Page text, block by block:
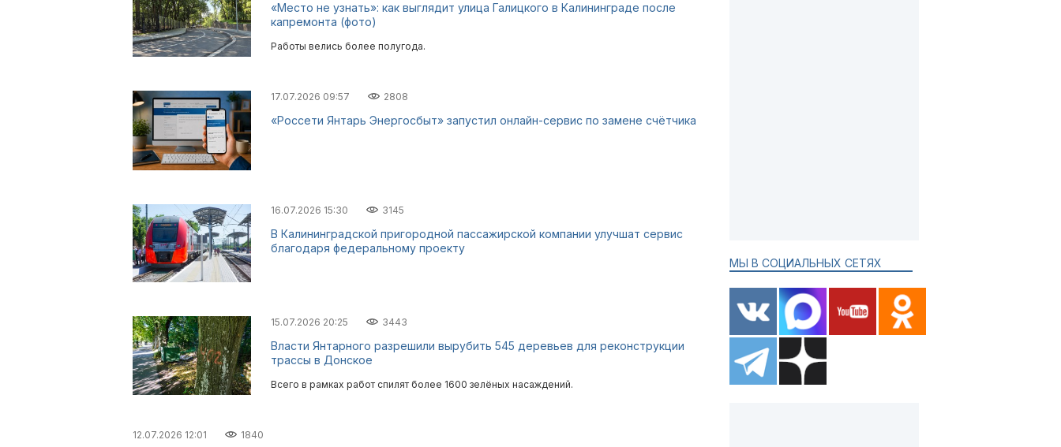
«Место не узнать»: как выглядит улица Галицкого в Калининграде после
капремонта (фото)
Работы велись более полугода.
17.07.2026 09:57 2808
«Россети Янтарь Энергосбыт» запустил онлайн-сервис по замене счётчика
16.07.2026 15:30 3145
В Калининградской пригородной пассажирской компании улучшат сервис
благодаря федеральному проекту
15.07.2026 20:25 3443
Власти Янтарного разрешили вырубить 545 деревьев для реконструкции
трассы в Донское
Всего в рамках работ спилят более 1600 зелёных насаждений.
12.07.2026 12:01 1840
МЫ В СОЦИАЛЬНЫХ СЕТЯХ